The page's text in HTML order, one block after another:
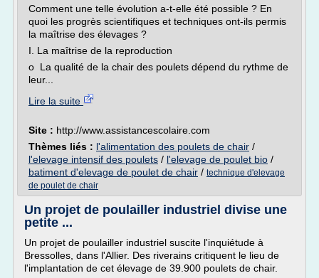
Comment une telle évolution a-t-elle été possible ? En
quoi les progrès scientifiques et techniques ont-ils permis
la maîtrise des élevages ?
I. La maîtrise de la reproduction
o La qualité de la chair des poulets dépend du rythme de
leur...
Lire la suite
Site : http://www.assistancescolaire.com
Thèmes liés : l'alimentation des poulets de chair /
l'elevage intensif des poulets / l'elevage de poulet bio /
batiment d'elevage de poulet de chair / technique d'elevage
de poulet de chair
Un projet de poulailler industriel divise une
petite ...
Un projet de poulailler industriel suscite l'inquiétude à
Bressolles, dans l'Allier. Des riverains critiquent le lieu de
l'implantation de cet élevage de 39.900 poulets de chair.